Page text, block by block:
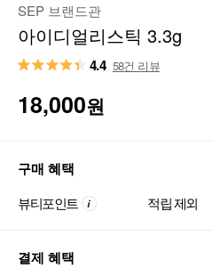
SEP 브랜드관
아이디얼리스틱 3.3g
4.4 58건 리뷰
18,000원
구매 혜택
뷰티포인트 적립 제외
결제 혜택